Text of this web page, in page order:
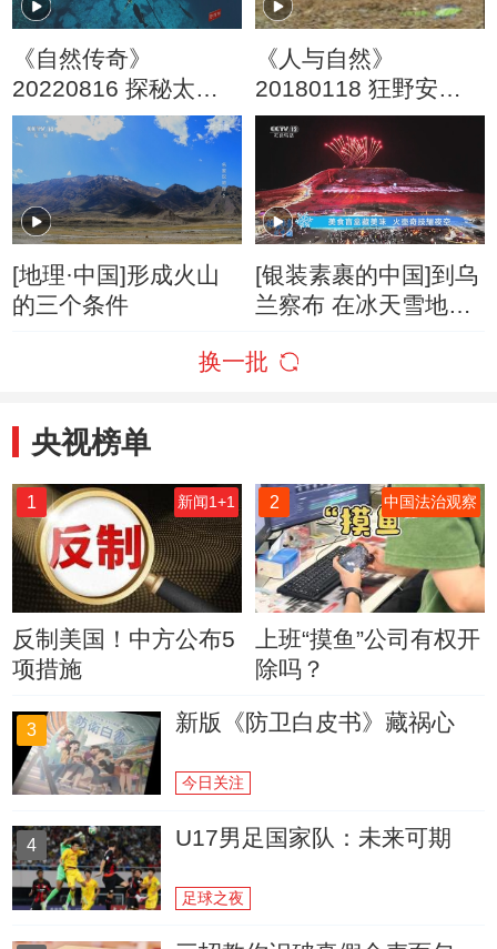
《自然传奇》
20220816 探秘太平
洋水下生命 2
《人与自然》
20180118 狂野安第
斯山（下）
[地理·中国]形成火山
的三个条件
[银装素裹的中国]到乌
兰察布 在冰天雪地体
换一批
央视榜单
1 新闻1+1
反制美国！中方公布5
项措施
2 中国法治观察
上班“摸鱼”公司有权开
除吗？
3 新版《防卫白皮书》藏祸心
今日关注
4 U17男足国家队：未来可期
足球之夜